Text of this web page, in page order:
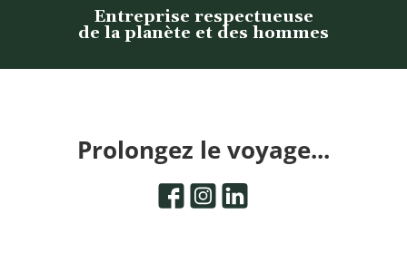
Entreprise respectueuse
de la planète et des hommes
Prolongez le voyage...